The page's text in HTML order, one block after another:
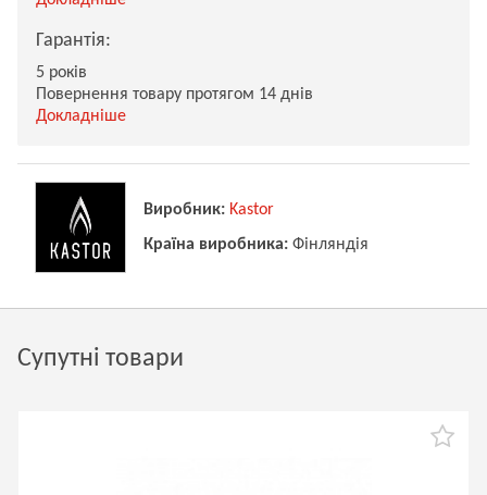
Гарантія:
5 років
Повернення товару протягом 14 днів
Докладніше
Виробник: Kastor
Країна виробника: Фінляндія
Супутні товари